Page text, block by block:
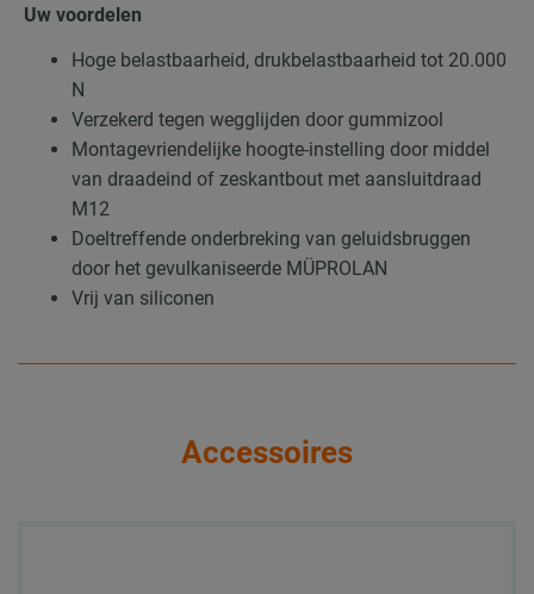
Uw voordelen
Hoge belastbaarheid, drukbelastbaarheid tot 20.000
N
Verzekerd tegen wegglijden door gummizool
Montagevriendelijke hoogte-instelling door middel
van draadeind of zeskantbout met aansluitdraad
M12
Doeltreffende onderbreking van geluidsbruggen
door het gevulkaniseerde MÜPROLAN
Vrij van siliconen
Accessoires